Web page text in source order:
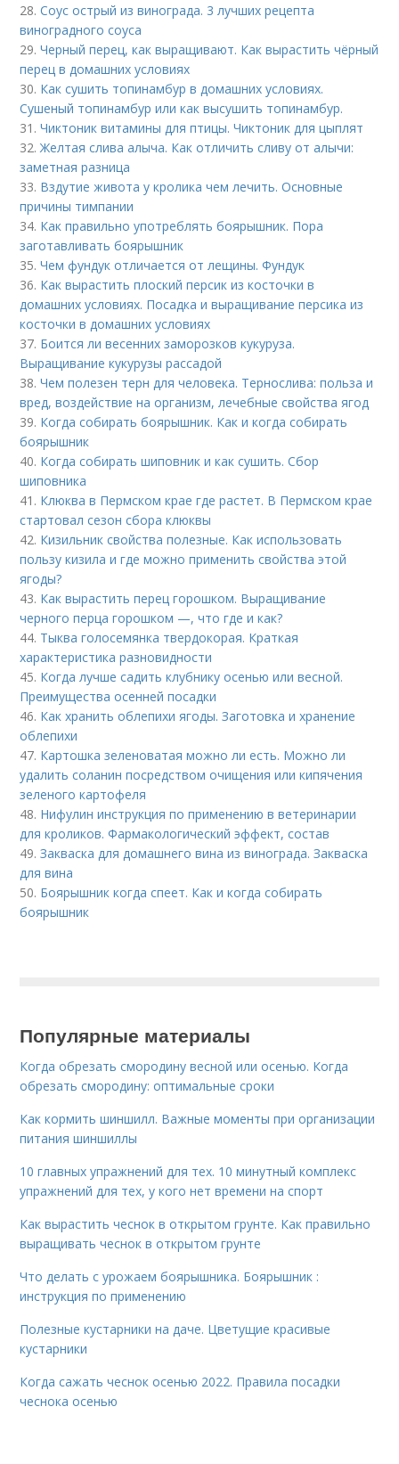
28.Соус острый из винограда. 3 лучших рецепта
виноградного соуса
29.Черный перец, как выращивают. Как вырастить чёрный
перец в домашних условиях
30. Как сушить топинамбур в домашних условиях.
Сушеный топинамбур или как высушить топинамбур.
31.Чиктоник витамины для птицы. Чиктоник для цыплят
32.Желтая слива алыча. Как отличить сливу от алычи:
заметная разница
33. Вздутие живота у кролика чем лечить. Основные
причины тимпании
34. Как правильно употреблять боярышник. Пора
заготавливать боярышник
35.Чем фундук отличается от лещины. Фундук
36. Как вырастить плоский персик из косточки в
домашних условиях. Посадка и выращивание персика из
косточки в домашних условиях
37. Боится ли весенних заморозков кукуруза.
Выращивание кукурузы рассадой
38.Чем полезен терн для человека. Тернослива: польза и
вред, воздействие на организм, лечебные свойства ягод
39. Когда собирать боярышник. Как и когда собирать
боярышник
40. Когда собирать шиповник и как сушить. Сбор
шиповника
41. Клюква в Пермском крае где растет. В Пермском крае
стартовал сезон сбора клюквы
42. Кизильник свойства полезные. Как использовать
пользу кизила и где можно применить свойства этой
ягоды?
43. Как вырастить перец горошком. Выращивание
черного перца горошком —, что где и как?
44. Тыква голосемянка твердокорая. Краткая
характеристика разновидности
45. Когда лучше садить клубнику осенью или весной.
Преимущества осенней посадки
46. Как хранить облепихи ягоды. Заготовка и хранение
облепихи
47. Картошка зеленоватая можно ли есть. Можно ли
удалить соланин посредством очищения или кипячения
зеленого картофеля
48. Нифулин инструкция по применению в ветеринарии
для кроликов. Фармакологический эффект, состав
49.Закваска для домашнего вина из винограда. Закваска
для вина
50. Боярышник когда спеет. Как и когда собирать
боярышник
Популярные материалы
Когда обрезать смородину весной или осенью. Когда
обрезать смородину: оптимальные сроки
Как кормить шиншилл. Важные моменты при организации
питания шиншиллы
10 главных упражнений для тех. 10 минутный комплекс
упражнений для тех, у кого нет времени на спорт
Как вырастить чеснок в открытом грунте. Как правильно
выращивать чеснок в открытом грунте
Что делать с урожаем боярышника. Боярышник :
инструкция по применению
Полезные кустарники на даче. Цветущие красивые
кустарники
Когда сажать чеснок осенью 2022. Правила посадки
чеснока осенью